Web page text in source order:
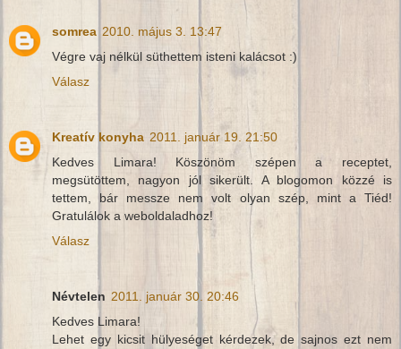
somrea 2010. május 3. 13:47
Végre vaj nélkül süthettem isteni kalácsot :)
Válasz
Kreatív konyha 2011. január 19. 21:50
Kedves Limara! Köszönöm szépen a receptet,
megsütöttem, nagyon jól sikerült. A blogomon közzé is
tettem, bár messze nem volt olyan szép, mint a Tiéd!
Gratulálok a weboldaladhoz!
Válasz
Névtelen 2011. január 30. 20:46
Kedves Limara!
Lehet egy kicsit hülyeséget kérdezek, de sajnos ezt nem